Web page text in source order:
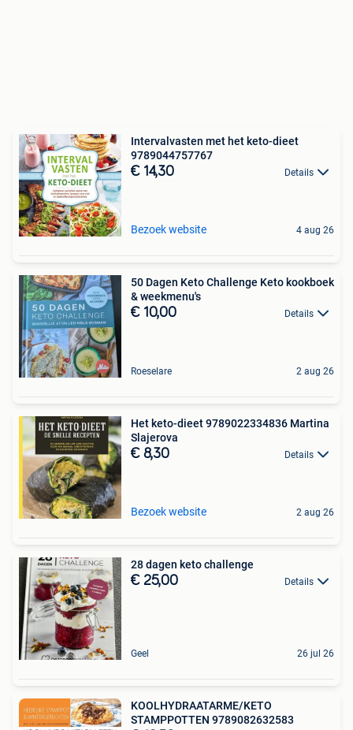
Intervalvasten met het keto-dieet
9789044757767
€ 14,30 Details
Bezoek website 4 aug 26
50 Dagen Keto Challenge Keto kookboek
& weekmenu's
€ 10,00 Details
Roeselare 2 aug 26
Het keto-dieet 9789022334836 Martina
Slajerova
€ 8,30 Details
Bezoek website 2 aug 26
28 dagen keto challenge
€ 25,00 Details
Geel 26 jul 26
KOOLHYDRAATARME/KETO
STAMPPOTTEN 9789082632583